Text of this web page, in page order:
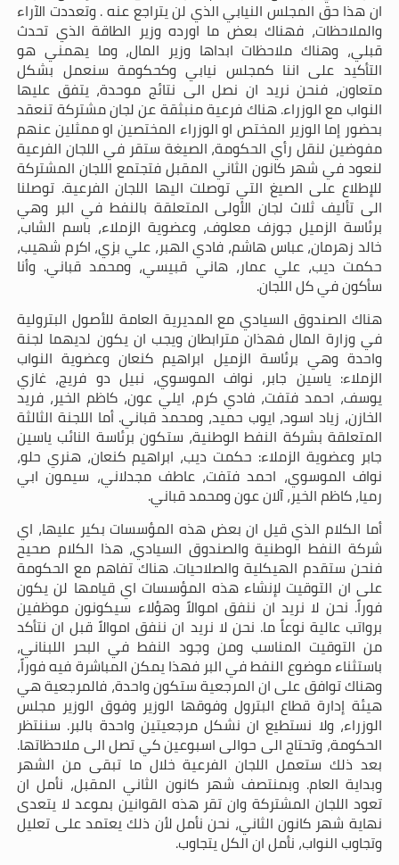
ان هذا حق المجلس النيابي الذي لن يتراجع عنه . وتعددت الآراء
والملاحظات، فهناك بعض ما اورده وزير الطاقة الذي تحدث
قبلي، وهناك ملاحظات ابداها وزير المال، وما يهمني هو
التأكيد على اننا كمجلس نيابي وكحكومة سنعمل بشكل
متعاون، فنحن نريد ان نصل الى نتائج موحدة، يتفق عليها
النواب مع الوزراء. هناك فرعية منبثقة عن لجان مشتركة تنعقد
بحضور إما الوزير المختص او الوزراء المختصين او ممثلين عنهم
مفوضين لنقل رأي الحكومة، الصيغة ستقر في اللجان الفرعية
لنعود في شهر كانون الثاني المقبل فتجتمع اللجان المشتركة
للإطلاع على الصيغ التي توصلت اليها اللجان الفرعية. توصلنا
الى تأليف ثلاث لجان الأولى المتعلقة بالنفط في البر وهي
برئاسة الزميل جوزف معلوف، وعضوية الزملاء، باسم الشاب،
خالد زهرمان، عباس هاشم، فادي الهبر، علي بزي، اكرم شهيب،
حكمت ديب، علي عمار، هاني قبيسي، ومحمد قباني. وأنا
سأكون في كل اللجان.
هناك الصندوق السيادي مع المديرية العامة للأصول البترولية
في وزارة المال فهذان مترابطان ويجب ان يكون لديهما لجنة
واحدة وهي برئاسة الزميل ابراهيم كنعان وعضوية النواب
الزملاء: ياسين جابر، نواف الموسوي، نبيل دو فريج، غازي
يوسف، احمد فتفت، فادي كرم، ايلي عون، كاظم الخير، فريد
الخازن، زياد اسود، ايوب حميد، ومحمد قباني. أما اللجنة الثالثة
المتعلقة بشركة النفط الوطنية، ستكون برئاسة النائب ياسين
جابر وعضوية الزملاء: حكمت ديب، ابراهيم كنعان، هنري حلو،
نواف الموسوي، احمد فتفت، عاطف مجدلاني، سيمون ابي
رميا، كاظم الخير، آلان عون ومحمد قباني.
أما الكلام الذي قيل ان بعض هذه المؤسسات بكير عليها، اي
شركة النفط الوطنية والصندوق السيادي، هذا الكلام صحيح
فنحن ستقدم الهيكلية والصلاحيات. هناك تفاهم مع الحكومة
على ان التوقيت لإنشاء هذه المؤسسات اي قيامها لن يكون
فوراً. نحن لا نريد ان ننفق اموالاً وهؤلاء سيكونون موظفين
برواتب عالية نوعاً ما. نحن لا نريد ان ننفق اموالاً قبل ان نتأكد
من التوقيت المناسب ومن وجود النفط في البحر اللبناني،
باستثناء موضوع النفط في البر فهذا يمكن المباشرة فيه فوراً،
وهناك توافق على ان المرجعية ستكون واحدة، فالمرجعية هي
هيئة إدارة قطاع البترول وفوقها الوزير وفوق الوزير مجلس
الوزراء، ولا نستطيع ان نشكل مرجعيتين واحدة بالبر. سننتظر
الحكومة، وتحتاج الى حوالى اسبوعين كي تصل الى ملاحظاتها.
بعد ذلك ستعمل اللجان الفرعية خلال ما تبقى من الشهر
وبداية العام. وبمنتصف شهر كانون الثاني المقبل، نأمل ان
تعود اللجان المشتركة وان تقر هذه القوانين بموعد لا يتعدى
نهاية شهر كانون الثاني، نحن نأمل لأن ذلك يعتمد على تعليل
وتجاوب النواب، نأمل ان الكل يتجاوب.